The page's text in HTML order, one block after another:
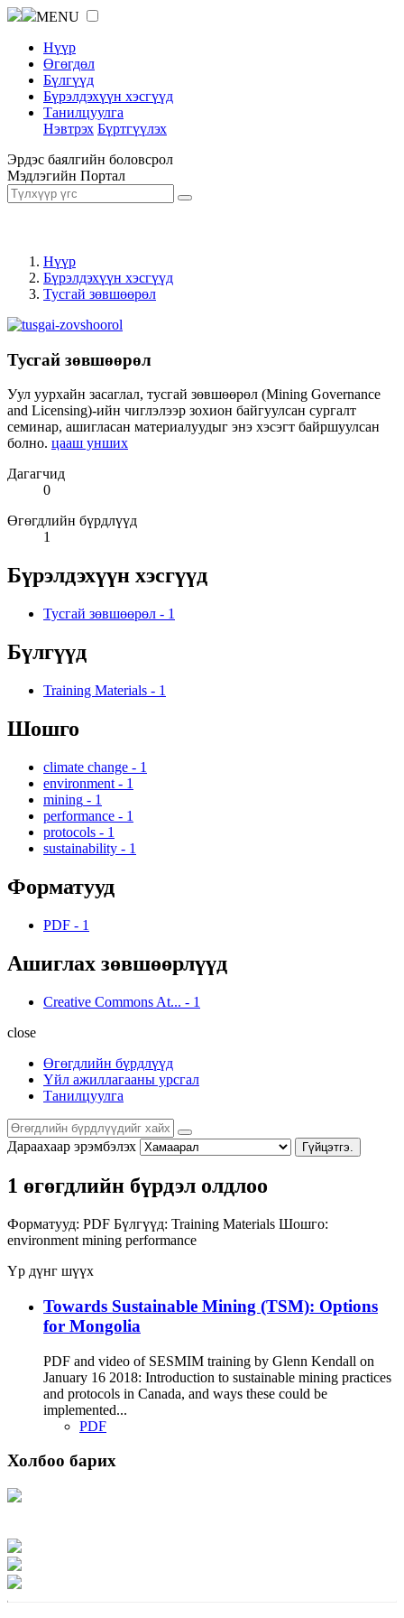
MENU
Нүүр
Өгөгдөл
Бүлгүүд
Бүрэлдэхүүн хэсгүүд
Танилцуулга
Нэвтрэх Бүртгүүлэх
Эрдэс баялгийн боловсрол
Мэдлэгийн Портал
Нүүр
Бүрэлдэхүүн хэсгүүд
Тусгай зөвшөөрөл
Тусгай зөвшөөрөл
Уул уурхайн засаглал, тусгай зөвшөөрөл (Mining Governance
and Licensing)-ийн чиглэлээр зохион байгуулсан сургалт
семинар, ашигласан материалуудыг энэ хэсэгт байршуулсан
болно. цааш унших
Дагагчид
0
Өгөгдлийн бүрдлүүд
1
Бүрэлдэхүүн хэсгүүд
Тусгай зөвшөөрөл - 1
Бүлгүүд
Training Materials - 1
Шошго
climate change - 1
environment - 1
mining - 1
performance - 1
protocols - 1
sustainability - 1
Форматууд
PDF - 1
Ашиглах зөвшөөрлүүд
Creative Commons At... - 1
close
Өгөгдлийн бүрдлүүд
Үйл ажиллагааны урсгал
Танилцуулга
Дараахаар эрэмбэлэх Гүйцэтгэ.
1 өгөгдлийн бүрдэл олдлоо
Форматууд: PDF Бүлгүүд: Training Materials Шошго:
environment mining performance
Үр дүнг шүүх
Towards Sustainable Mining (TSM): Options
for Mongolia
PDF and video of SESMIM training by Glenn Kendall on
January 16 2018: Introduction to sustainable mining practices
and protocols in Canada, and ways these could be
implemented...
PDF
Холбоо барих